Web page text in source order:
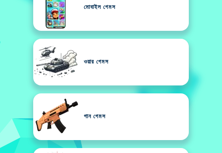
মোবাইল গেমস
ওয়ার গেমস
গান গেমস